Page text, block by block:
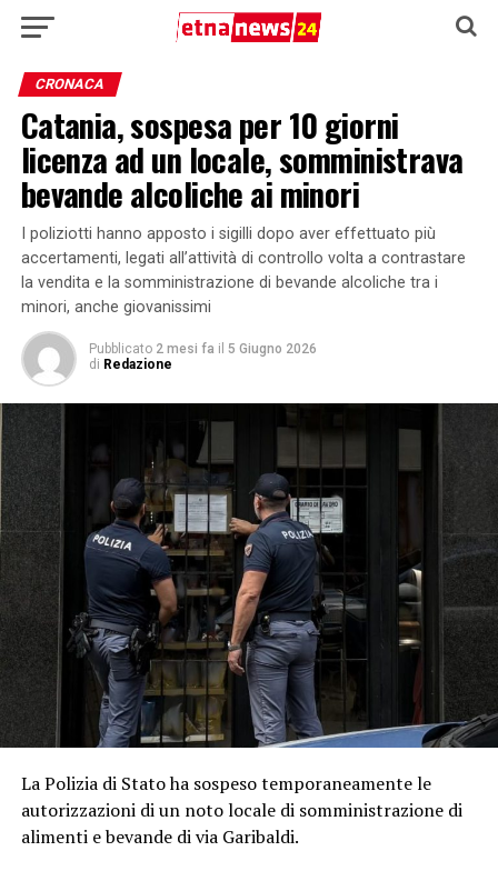
CRONACA
Catania, sospesa per 10 giorni
licenza ad un locale, somministrava
bevande alcoliche ai minori
I poliziotti hanno apposto i sigilli dopo aver effettuato più
accertamenti, legati all’attività di controllo volta a contrastare
la vendita e la somministrazione di bevande alcoliche tra i
minori, anche giovanissimi
Pubblicato 2 mesi fa il 5 Giugno 2026
di Redazione
La Polizia di Stato ha sospeso temporaneamente le
autorizzazioni di un noto locale di somministrazione di
alimenti e bevande di via Garibaldi.